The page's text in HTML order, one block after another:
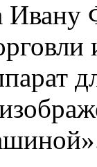
Ивану